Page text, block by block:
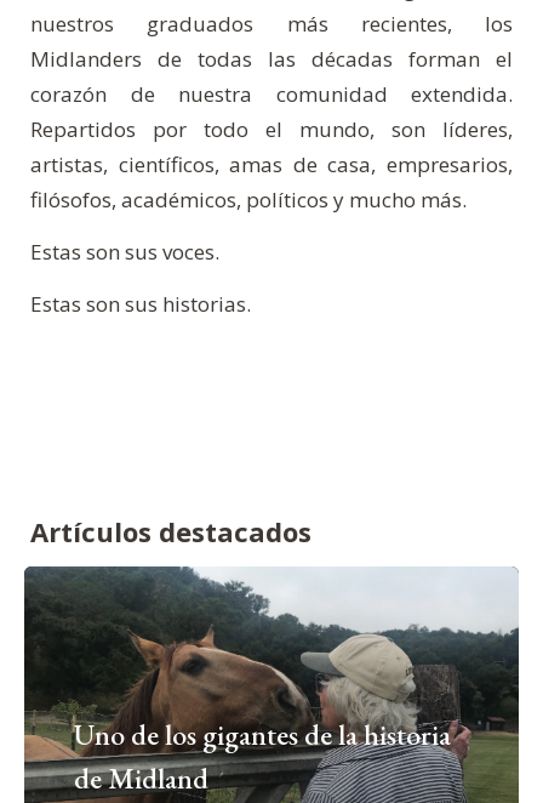
nuestros graduados más recientes, los
Midlanders de todas las décadas forman el
corazón de nuestra comunidad extendida.
Repartidos por todo el mundo, son líderes,
artistas, científicos, amas de casa, empresarios,
filósofos, académicos, políticos y mucho más.
Estas son sus voces.
Estas son sus historias.
Artículos destacados
Uno de los gigantes de la historia
de Midland